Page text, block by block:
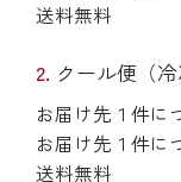
送料無料
クール便（
お届け先１件に
お届け先１件に
送料無料